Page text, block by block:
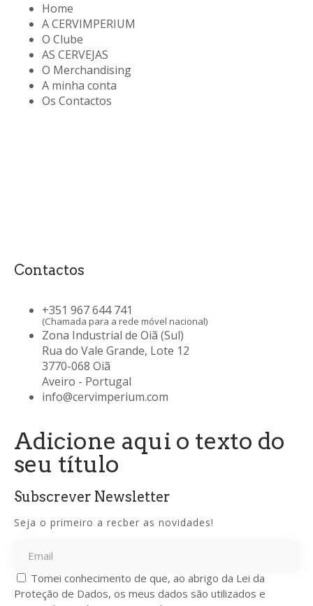
Home
A CERVIMPERIUM
O Clube
AS CERVEJAS
O Merchandising
A minha conta
Os Contactos
Contactos
+351 967 644 741
(Chamada para a rede móvel nacional)
Zona Industrial de Oiã (Sul)
Rua do Vale Grande, Lote 12
3770-068 Oiã
Aveiro - Portugal
info@cervimperium.com
Adicione aqui o texto do
seu título
Subscrever Newsletter
Seja o primeiro a recber as novidades!
Tomei conhecimento de que, ao abrigo da Lei da
Proteção de Dados, os meus dados são utilizados e